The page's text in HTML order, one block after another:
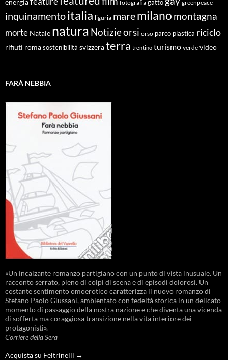
energia fotografia gatto greenpeace
inquinamentoitalia liguria maremilano montagna
morte Natale natura Notizieorsi orso parco plastica riciclo
rifiuti roma sostenibilità svizzeraterra trentino turismo verde video
FARÀ NEBBIA
«Un incalzante romanzo partigiano con un punto di vista inusuale. Un
racconto serrato, pieno di colpi di scena e di episodi dolorosi. Un
costante sentimento omoerotico caratterizza il nuovo romanzo di
Stefano Paolo Giussani, ambientato con fedeltà storica in un delicato
momento di passaggio della nostra nazione e che diventa una vicenda
di sofferta ma coraggiosa transizione nella vita interiore dei
protagonisti».
Corriere della Sera
Acquista su Feltrinelli →